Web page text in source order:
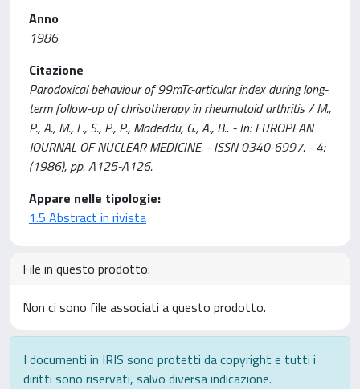
Anno
1986
Citazione
Parodoxical behaviour of 99mTc-articular index during long-
term follow-up of chrisotherapy in rheumatoid arthritis / M.,
P., A., M., L., S., P., P., Madeddu, G., A., B.. - In: EUROPEAN
JOURNAL OF NUCLEAR MEDICINE. - ISSN 0340-6997. - 4:
(1986), pp. A125-A126.
Appare nelle tipologie:
1.5 Abstract in rivista
File in questo prodotto:
Non ci sono file associati a questo prodotto.
I documenti in IRIS sono protetti da copyright e tutti i
diritti sono riservati, salvo diversa indicazione.